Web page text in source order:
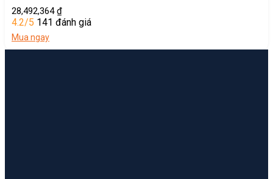
28,492,364₫
4.2/5 141 đánh giá
Mua ngay